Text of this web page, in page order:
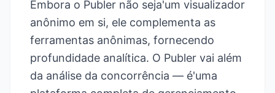
Embora o Publer não seja'um visualizador
anônimo em si, ele complementa as
ferramentas anônimas, fornecendo
profundidade analítica. O Publer vai além
da análise da concorrência — é'uma